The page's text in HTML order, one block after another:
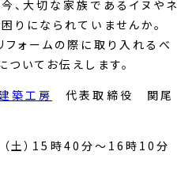
、大切な家族であるイヌやネ
りになられていませんか。
フォームの際に取り入れるべ
いてお伝えします。
築工房
代表取締役 関尾
土） 15 時40 分～ 16時 10分